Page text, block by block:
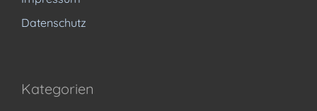
Datenschutz
Kategorien